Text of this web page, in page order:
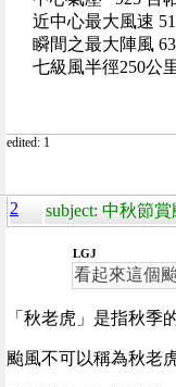
近中心最大風速 51
瞬間之最大陣風 63
七級風半徑250公
edited: 1
2 subject: 中秋節
LGJ
看起來這個
「秋老虎」是指秋
颱風不可以稱為秋老